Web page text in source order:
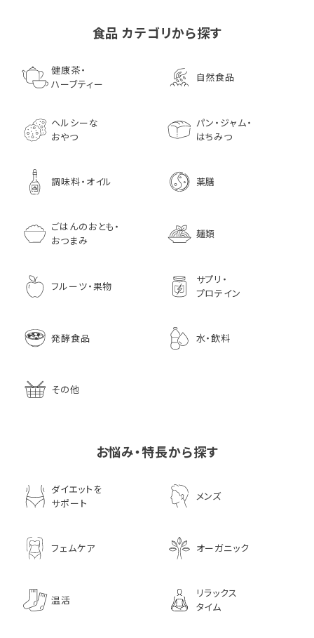
ールド）140ｇ 調味料 粒
マスタード
鰹節 食べる削り節
70g× 10袋セット おつま
75g（50袋）
1,296
食品 カテゴリから探す
健康茶・
ハーブティー
自然食品
ヘルシーな
おやつ
パン・ジャム・
はちみつ
調味料・オイル 薬膳
ごはんのおとも・
おつまみ
麺類
フルーツ・果物
サプリ・
プロテイン
発酵食品 水・飲料
その他
お悩み・特長から探す
ダイエットを
サポート
メンズ
フェムケア オーガニック
温活
リラックス
タイム